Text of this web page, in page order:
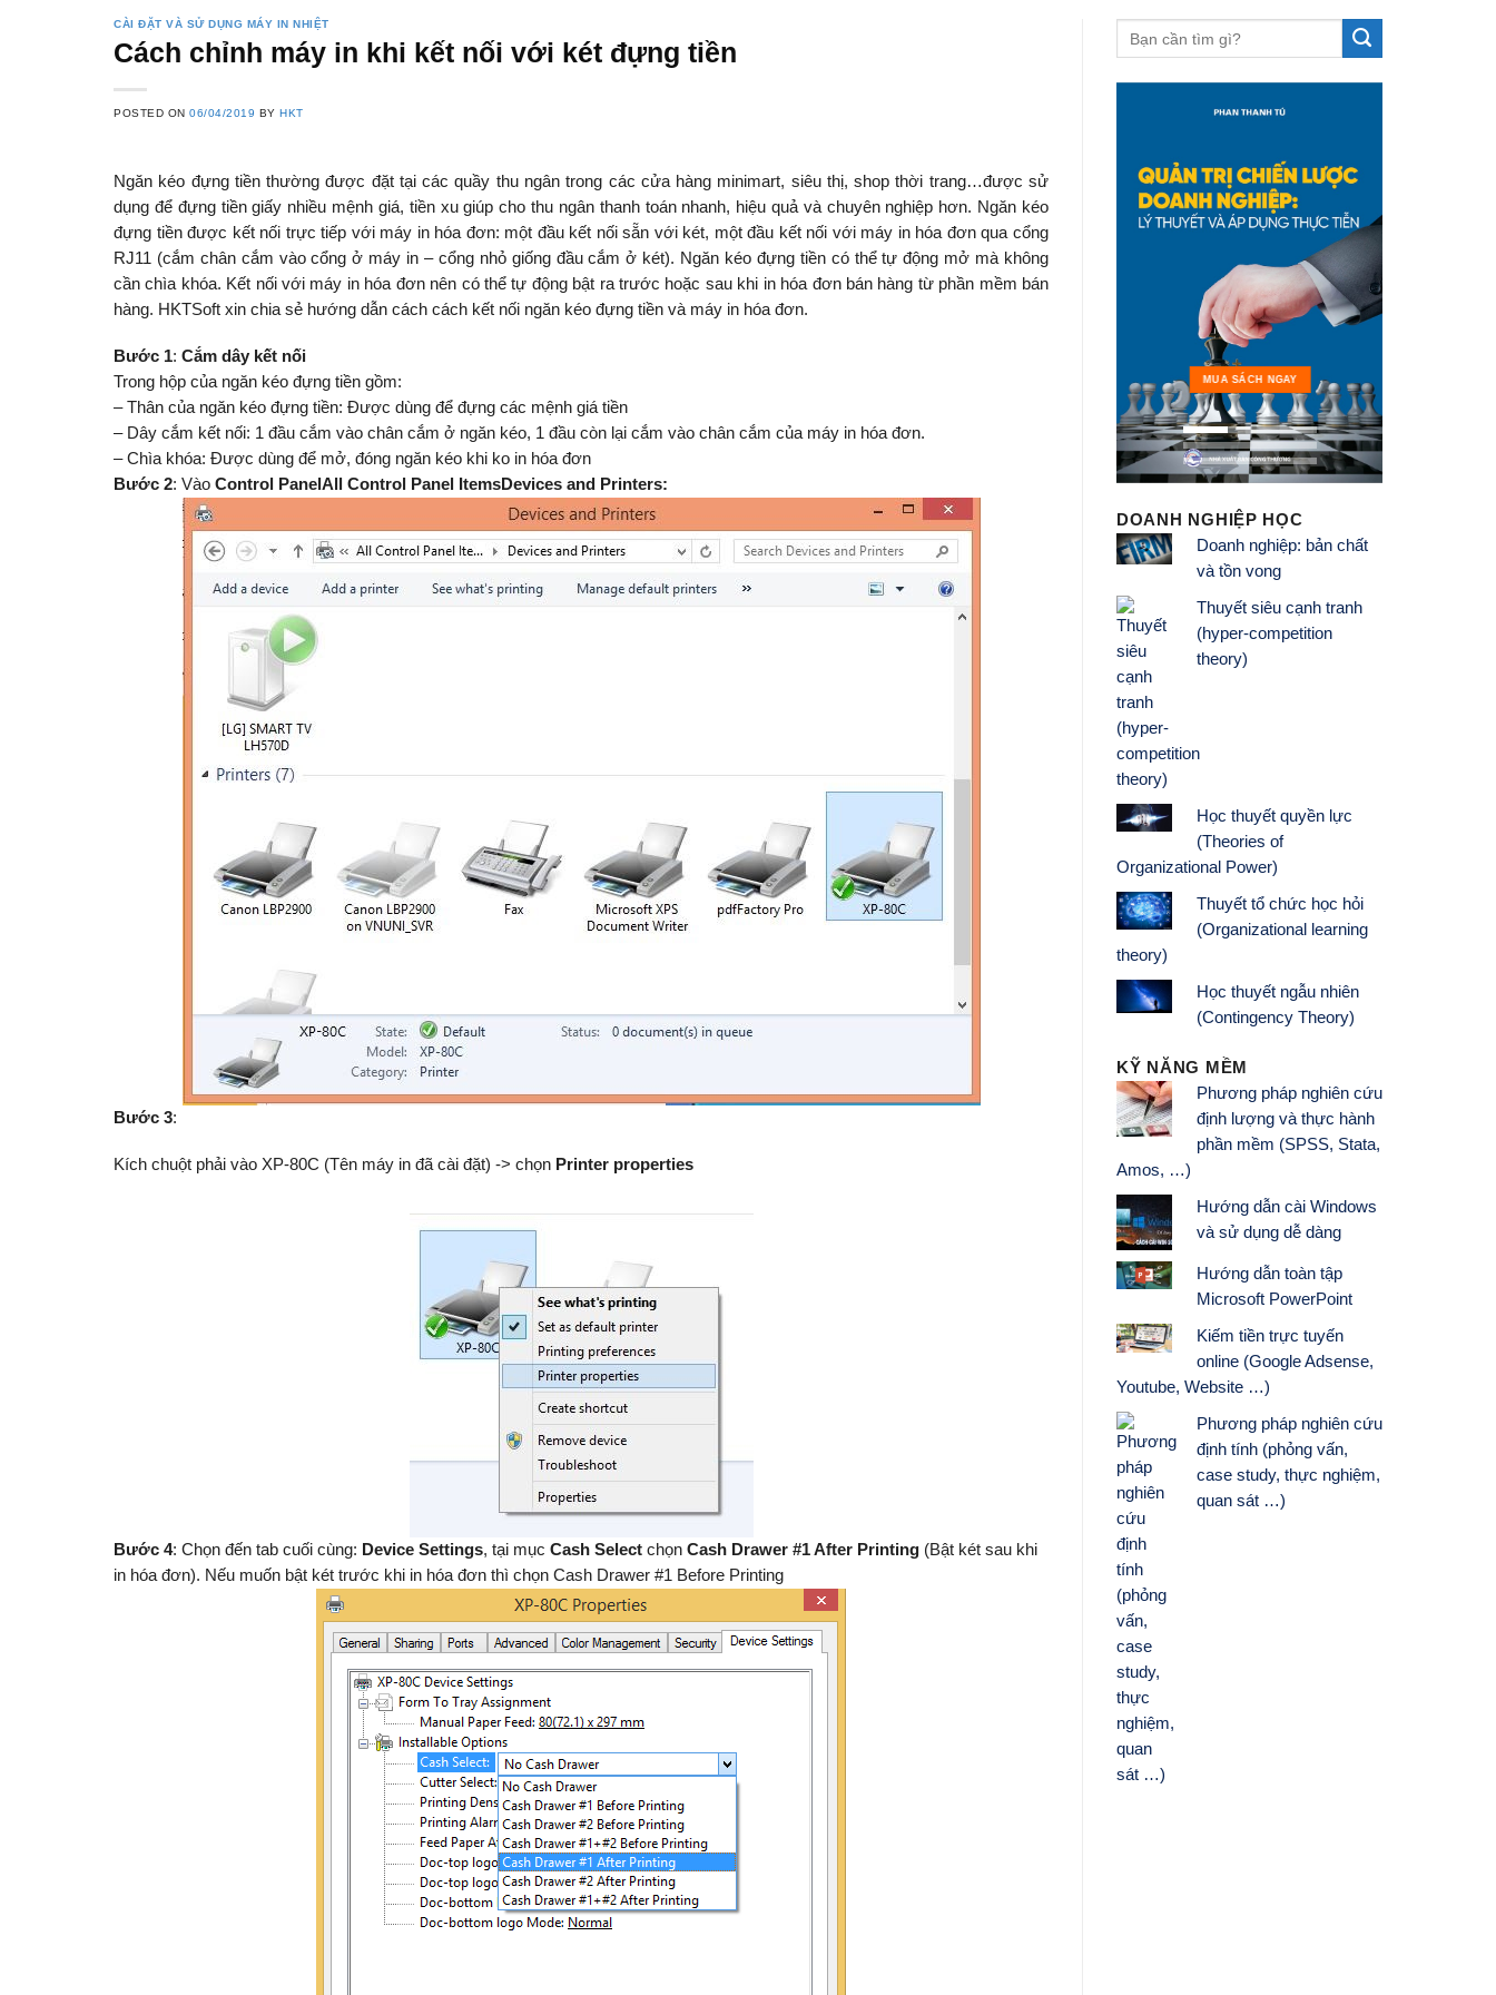
CÀI ĐẶT VÀ SỬ DỤNG MÁY IN NHIỆT
Cách chỉnh máy in khi kết nối với két đựng tiền
POSTED ON06/04/2019 BYHKT
Ngăn kéo đựng tiền thường được đặt tại các quầy thu ngân trong các cửa hàng minimart, siêu thị, shop thời trang…được sử
dụng để đựng tiền giấy nhiều mệnh giá, tiền xu giúp cho thu ngân thanh toán nhanh, hiệu quả và chuyên nghiệp hơn. Ngăn kéo
đựng tiền được kết nối trực tiếp với máy in hóa đơn: một đầu kết nối sẵn với két, một đầu kết nối với máy in hóa đơn qua cổng
RJ11 (cắm chân cắm vào cổng ở máy in – cổng nhỏ giống đầu cắm ở két). Ngăn kéo đựng tiền có thể tự động mở mà không
cần chìa khóa. Kết nối với máy in hóa đơn nên có thể tự động bật ra trước hoặc sau khi in hóa đơn bán hàng từ phần mềm bán
hàng. HKTSoft xin chia sẻ hướng dẫn cách cách kết nối ngăn kéo đựng tiền và máy in hóa đơn.
Bước 1: Cắm dây kết nối
Trong hộp của ngăn kéo đựng tiền gồm:
– Thân của ngăn kéo đựng tiền: Được dùng để đựng các mệnh giá tiền
– Dây cắm kết nối: 1 đầu cắm vào chân cắm ở ngăn kéo, 1 đầu còn lại cắm vào chân cắm của máy in hóa đơn.
– Chìa khóa: Được dùng để mở, đóng ngăn kéo khi ko in hóa đơn
Bước 2: Vào Control PanelAll Control Panel ItemsDevices and Printers:
Bước 3:
Kích chuột phải vào XP-80C (Tên máy in đã cài đặt) -> chọn Printer properties
Bước 4: Chọn đến tab cuối cùng: Device Settings, tại mục Cash Select chọn Cash Drawer #1After Printing (Bật két sau khi
in hóa đơn). Nếu muốn bật két trước khi in hóa đơn thì chọn Cash Drawer #1 Before Printing
MUA SÁCH NGAY
DOANH NGHIỆP HỌC
Doanh nghiệp: bản chất
và tồn vong
Thuyết siêu cạnh tranh
(hyper-competition
theory)
Học thuyết quyền lực
(Theories of
Organizational Power)
Thuyết tổ chức học hỏi
(Organizational learning
theory)
Học thuyết ngẫu nhiên
(Contingency Theory)
KỸ NĂNG MỀM
Phương pháp nghiên cứu
định lượng và thực hành
phần mềm (SPSS, Stata,
Amos, …)
Hướng dẫn cài Windows
và sử dụng dễ dàng
Hướng dẫn toàn tập
Microsoft PowerPoint
Kiếm tiền trực tuyến
online (Google Adsense,
Youtube, Website …)
Phương pháp nghiên cứu
định tính (phỏng vấn,
case study, thực nghiệm,
quan sát …)